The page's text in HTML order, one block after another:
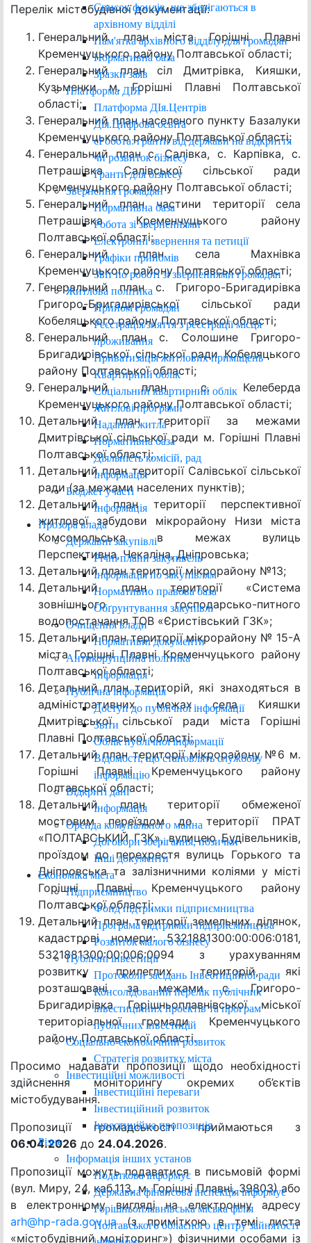
Список фондів, що зберігаються в
архівному відділі
Пам'ятка архівного відділу для громадян
Нормативна база
Зразки заяв
Платформа ДІЯ
Платформа ДІя.Центрів
Дія.Цифрова освіта
єРобота: гранти від держави на відкриття
чи розвиток бізнесу
Гранти для бізнесу
Звернення громадян
Нормативна база
Робота зі зверненнями
Електронні звернення та петиції
Графіки прийомів
Звіт по роботі зі зверненнями громадян
Житлова політика
Прийом громадян
Реєстрація/зняття з реєстрації місця
проживання
Приватизація житлових приміщень
Квартирний облік
Соціальний квартирний облік
Житлові програми
Надання житла
Нормативна база
Діяльність комісій, рад
Інформація
Бюджет участі
Інформація
Прозора влада
Державні закупівлі
Річні плани закупівель
Інформація по закупівлям
Нормативно правова база
Обґрунтування закупівлі
Очищення влади
Нормативні документи
Антикорупційна політика
Інформація
Публічна інформація
Доступ до публічної інформації
Звіти
Облік публічної інформації
Відомості, що становлять службову
інформацію
Відкриті дані
Інформація
Оренда комунального майна
Договори зберігання, позички
Інші документи
Економіка міста
Підприємництво
Фонд підтримки підприємництва
Програма підтримки підприємництва
Розвиток малого бізнесу
Публічні інвестиції
Протоколи засідань Інвестиційної ради
Консолідований перелік публічних
інвестиційних проектів та програм
публічних інвестицій
Соціально-економічний розвиток
Стратегія розвитку міста
Інвестиційні можливості
Інвестиційні переваги
Інвестиційний розвиток
Інвестиційна пропозиція
Різне
Інформація інших установ
Податкова інформує
Державна фінансова інспекція інформує
Горішньоплавнівська міська філія
Полтавського обласного центру зайнятості
Перелік містобудівної документації:
Генеральний план міста Горішні Плавні
Кременчуцького району Полтавської області;
Генеральний план сіл Дмитрівка, Кияшки,
Кузьменки м. Горішні Плавні Полтавської
області;
Генеральний план населеного пункту Базалуки
Кременчуцького району Полтавської області;
Генеральний план с. Салівка, с. Карпівка, с.
Петрашівка Салівської сільської ради
Кременчуцького району Полтавської області;
Генеральний план частини території села
Петрашівка Кременчуцького району
Полтавської області;
Генеральний план села Махнівка
Кременчуцького району Полтавської області;
Генеральний план с. Григоро-Бригадирівка
Григоро-Бригадирівської сільської ради
Кобеляцького району Полтавської області;
Генеральний план с. Солошине Григоро-
Бригадирівської сільської ради Кобеляцького
району Полтавської області;
Генеральний план с. Келеберда
Кременчуцького району Полтавської області;
Детальний план території за межами
Дмитрівської сільської ради м. Горішні Плавні
Полтавської області;
Детальний план території Салівської сільської
ради (за межами населених пунктів);
Детальний план території перспективної
житлової забудови мікрорайону Низи міста
Комсомольська в межах вулиць
Перспективна, Чекаліна, Дніпровська;
Детальний план території мікрорайону №13;
Детальний план території «Система
зовнішнього господарсько-питного
водопостачання ТОВ «Єристівський ГЗК»;
Детальний план території мікрорайону № 15-А
міста Горішні Плавні Кременчуцького району
Полтавської області;
Детальний план територій, які знаходяться в
адміністративних межах села Кияшки
Дмитрівської сільської ради міста Горішні
Плавні Полтавської області;
Детальний план території мікрорайону №6 м.
Горішні Плавні Кременчуцького району
Полтавської області;
Детальний план території обмеженої
мостовим переїздом до території ПРАТ
«ПОЛТАВСЬКИЙ ГЗК», вулицею Будівельників,
проїздом до перехрестя вулиць Горького та
Дніпровська та залізничними коліями у місті
Горішні Плавні Кременчуцького району
Полтавської області;
Детальний план території земельних ділянок,
кадастрові номери: 5321881300:00:006:0181,
5321881300:00:006:0094 з урахуванням
розвитку прилеглих територій, які
розташовані за межами с. Григоро-
Бригадирівка Горішньоплавнівської міської
територіальної громади Кременчуцького
району Полтавської області.
Просимо надавати пропозиції щодо необхідності
здійснення моніторингу окремих об’єктів
містобудування.
Пропозиції громадськості приймаються з
06.04.2026 до 24.04.2026.
Пропозиції можуть подаватися в письмовій формі
(вул. Миру, 24, каб.113, м. Горішні Плавні, 39803) або
в електронному вигляді на електронну адресу
arh@hp-rada.gov.ua(з приміткою в темі листа
«містобудівний моніторинг») фізичними особами із